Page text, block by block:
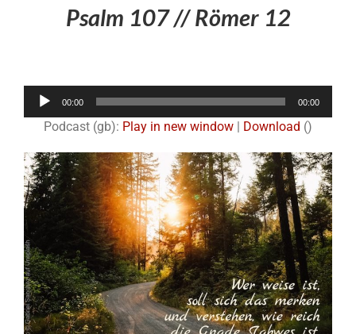
Psalm 107 // Römer 12
Audio-
00:00 00:00
Podcast (gb): Play in new window Download ()